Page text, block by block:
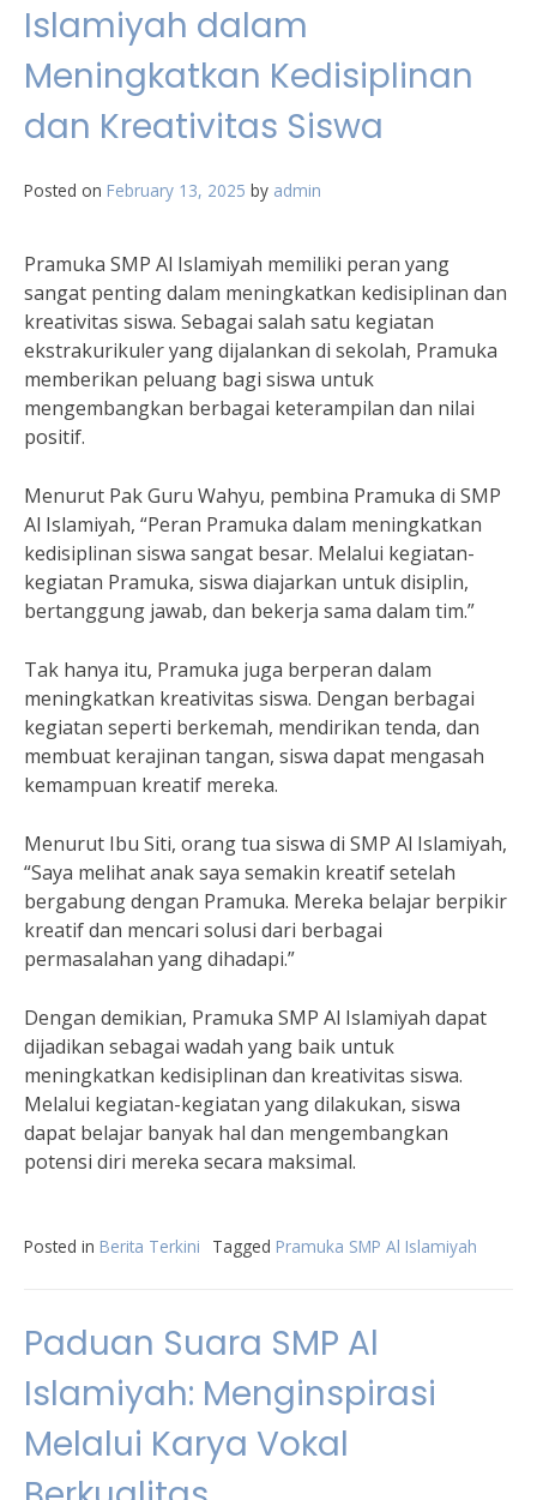
Islamiyah dalam
Meningkatkan Kedisiplinan
dan Kreativitas Siswa
Posted on February 13, 2025 by admin
Pramuka SMP Al Islamiyah memiliki peran yang
sangat penting dalam meningkatkan kedisiplinan dan
kreativitas siswa. Sebagai salah satu kegiatan
ekstrakurikuler yang dijalankan di sekolah, Pramuka
memberikan peluang bagi siswa untuk
mengembangkan berbagai keterampilan dan nilai
positif.
Menurut Pak Guru Wahyu, pembina Pramuka di SMP
Al Islamiyah, “Peran Pramuka dalam meningkatkan
kedisiplinan siswa sangat besar. Melalui kegiatan-
kegiatan Pramuka, siswa diajarkan untuk disiplin,
bertanggung jawab, dan bekerja sama dalam tim.”
Tak hanya itu, Pramuka juga berperan dalam
meningkatkan kreativitas siswa. Dengan berbagai
kegiatan seperti berkemah, mendirikan tenda, dan
membuat kerajinan tangan, siswa dapat mengasah
kemampuan kreatif mereka.
Menurut Ibu Siti, orang tua siswa di SMP Al Islamiyah,
“Saya melihat anak saya semakin kreatif setelah
bergabung dengan Pramuka. Mereka belajar berpikir
kreatif dan mencari solusi dari berbagai
permasalahan yang dihadapi.”
Dengan demikian, Pramuka SMP Al Islamiyah dapat
dijadikan sebagai wadah yang baik untuk
meningkatkan kedisiplinan dan kreativitas siswa.
Melalui kegiatan-kegiatan yang dilakukan, siswa
dapat belajar banyak hal dan mengembangkan
potensi diri mereka secara maksimal.
Posted in Berita Terkini Tagged Pramuka SMP Al Islamiyah
Paduan Suara SMP Al
Islamiyah: Menginspirasi
Melalui Karya Vokal